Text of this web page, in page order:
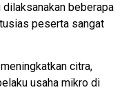
beberapa
peserta sangat
citra,
usaha mikro di